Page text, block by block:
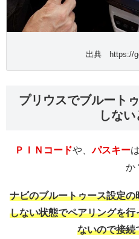
出典 https://
プリウスでブルート
しな
ＰＩＮコードや、パスキー
か
ナビのブルートゥース設定
しない状態でペアリングを
ないので接続